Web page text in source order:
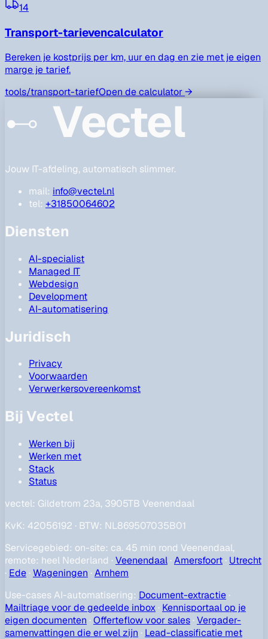
14
Transport-tarievencalculator
Bereken je kostprijs per km, uur en dag en zie met je eigen
marge je tarief.
tools/transport-tariefOpen de calculator→
Vectel
Jouw IT-afdeling, automatisch slimmer.
mail: info@vectel.nl
tel: +31850064602
Diensten
AI-specialist
Managed IT
Webdesign
Development
AI-automatisering
Juridisch
Privacy
Voorwaarden
Verwerkersovereenkomst
Bij Vectel
Werken bij
Werken met
Stack
Status
vectel: Gildetrom 23a, 3905TB Veenendaal
KvK: 42056192 · BTW: NL869507035B01
Servicegebied: on-site: ca. 45 min rond Veenendaal,
remote: heel Nederland ·Veenendaal ·Amersfoort · Utrecht
· Ede ·Wageningen ·Arnhem
Use-cases AI-automatisering: Document-extractie ·
Mailtriage voor de gedeelde inbox · Kennisportaal op je
eigen documenten ·Offerteflow voor sales ·Vergader-
samenvattingen die er wel zijn · Lead-classificatie met